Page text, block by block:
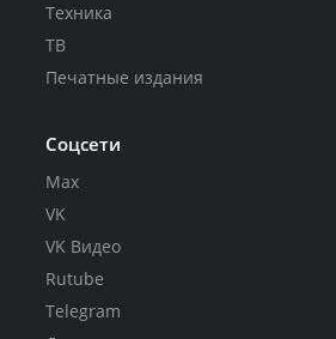
Техника
ТВ
Печатные издания
Соцсети
Max
VK
VK Видео
Rutube
Telegram